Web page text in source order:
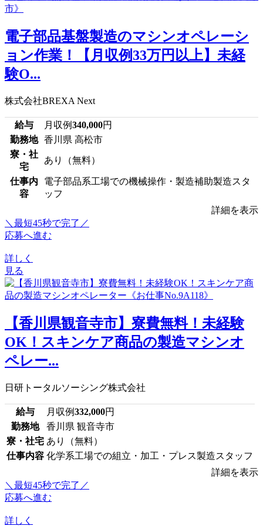
電子部品基盤製造のマシンオペレーシ
ョン作業！【月収例33万円以上】未経
験O...
株式会社BREXA Next
給与 月収例340,000円
勤務地 香川県 高松市
寮・社
宅
あり（無料）
仕事内
容
電子部品系工場での機械操作・製造補助製造スタ
ッフ
詳細を表示
＼最短45秒で完了／
応募へ進む
詳しく
見る
【香川県観音寺市】寮費無料！未経験
OK！スキンケア商品の製造マシンオ
ペレー...
日研トータルソーシング株式会社
給与 月収例332,000円
勤務地
香川県 観音寺市
寮・社宅 あり（無料）
仕事内容 化学系工場での組立・加工・プレス製造スタッフ
詳細を表示
＼最短45秒で完了／
応募へ進む
詳しく